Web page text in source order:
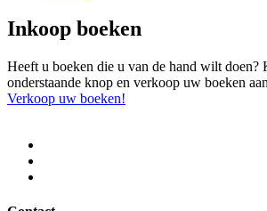
Inkoop boeken
Heeft u boeken die u van de hand wilt doen?
onderstaande knop en verkoop uw boeken
Verkoop uw boeken!